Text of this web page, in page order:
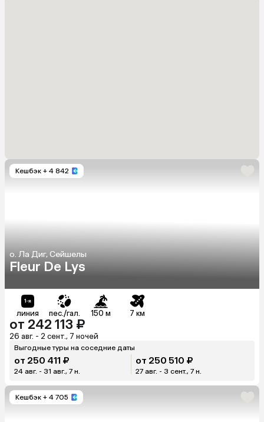
Кешбэк + 4 842
о. Ла Диг, Сейшелы
Fleur De Lys
линия пес./гал. 150 м 7 км
от 242 113 ₽
26 авг. - 2 сент., 7 ночей
Выгодные туры на соседние даты
от 250 411 ₽
24 авг. - 31 авг., 7 н.
от 250 510 ₽
27 авг. - 3 сент., 7 н.
Кешбэк + 4 705